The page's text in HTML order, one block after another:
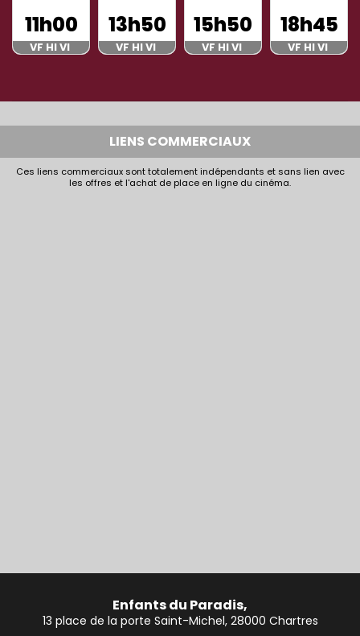
11h00
VF HI VI
13h50
VF HI VI
15h50
VF HI VI
18h45
VF HI VI
LIENS COMMERCIAUX
Ces liens commerciaux sont totalement indépendants et sans lien avec
les offres et l'achat de place en ligne du cinéma.
Enfants du Paradis,
13 place de la porte Saint-Michel, 28000 Chartres